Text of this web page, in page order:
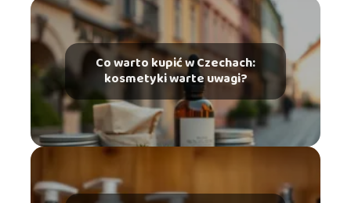
Co warto kupić w Czechach:
kosmetyki warte uwagi?